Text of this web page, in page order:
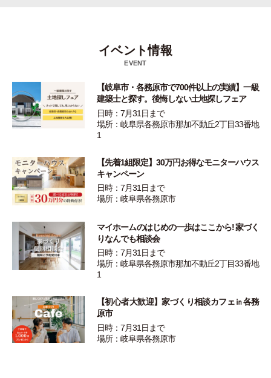
イベント情報
EVENT
【岐阜市・各務原市で700件以上の実績】一級
建築士と探す。後悔しない土地探しフェア
日時：7月31日まで
場所：岐阜県各務原市那加不動丘2丁目33番地
1
【先着1組限定】30万円お得なモニターハウス
キャンペーン
日時：7月31日まで
場所：岐阜県各務原市
マイホームのはじめの一歩はここから! 家づく
りなんでも相談会
日時：7月31日まで
場所：岐阜県各務原市那加不動丘2丁目33番地
1
【初心者大歓迎】家づくり相談カフェ㏌各務
原市
日時：7月31日まで
場所：岐阜県各務原市